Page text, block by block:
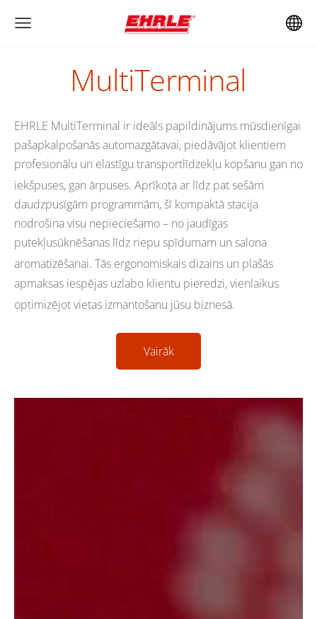
MultiTerminal
EHRLE MultiTerminal ir ideāls papildinājums mūsdienīgai
pašapkalpošanās automazgātavai, piedāvājot klientiem
profesionālu un elastīgu transportlīdzekļu kopšanu gan no
iekšpuses, gan ārpuses. Aprīkota ar līdz pat sešām
daudzpusīgām programmām, šī kompaktā stacija
nodrošina visu nepieciešamo – no jaudīgas
putekļusūknēšanas līdz riepu spīdumam un salona
aromatizēšanai. Tās ergonomiskais dizains un plašās
apmaksas iespējas uzlabo klientu pieredzi, vienlaikus
optimizējot vietas izmantošanu jūsu biznesā.
Vairāk